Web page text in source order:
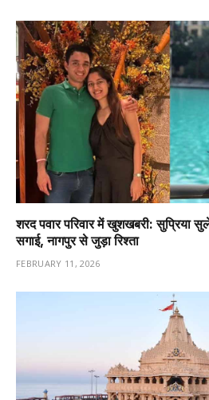
शरद पवार परिवार में खुशखबरी: सुप्रिया
सगाई, नागपुर से जुड़ा रिश्ता
FEBRUARY 11, 2026